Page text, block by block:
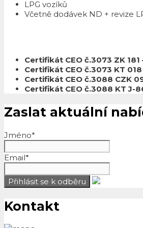
LPG vozíků
Včetně dodávek ND + revize
Certifikát CEO č.3073 ZK
Certifikát CEO č.3073 KT
Certifikát CEO č.3088 CZK
Certifikát CEO č.3088 KT
Zaslat aktuální
Jméno*
Email*
Kontakt